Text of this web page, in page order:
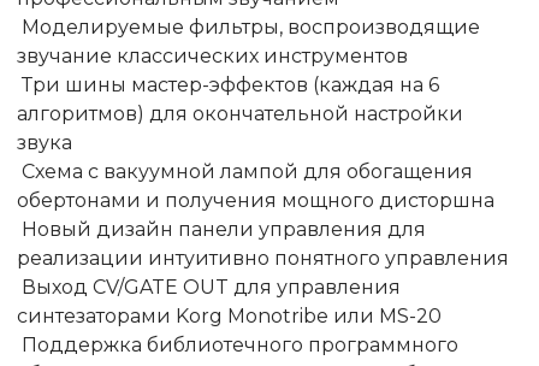
Моделируемые фильтры, воспроизводящие
звучание классических инструментов
Три шины мастер-эффектов (каждая на 6
алгоритмов) для окончательной настройки
звука
Схема с вакуумной лампой для обогащения
обертонами и получения мощного дисторшна
Новый дизайн панели управления для
реализации интуитивно понятного управления
Выход CV/GATE OUT для управления
синтезаторами Korg Monotribe или MS-20
Поддержка библиотечного программного